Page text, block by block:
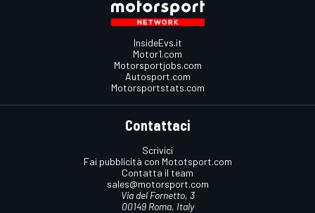
InsideEvs.it
Motor1.com
Motorsportjobs.com
Autosport.com
Motorsportstats.com
Contattaci
Scrivici
Fai pubblicità con Mototsport.com
Contatta il team
sales@motorsport.com
Via del Fornetto, 3
00149 Roma, Italy